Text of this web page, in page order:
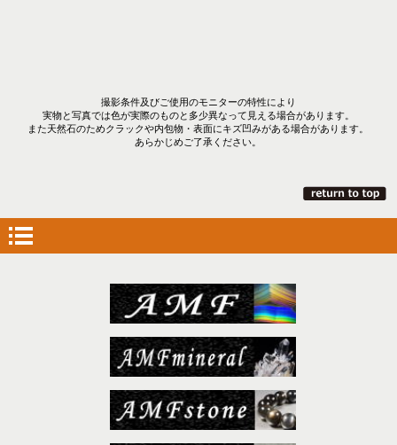
撮影条件及びご使用のモニターの特性により
実物と写真では色が実際のものと多少異なって見える場合があります。
また天然石のためクラックや内包物・表面にキズ凹みがある場合があります。
あらかじめご了承ください。